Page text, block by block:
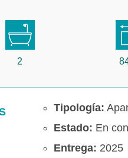
2
Tipología:
Estado: En
Entrega: 2025